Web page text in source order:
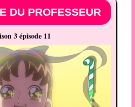
DU PROFESSEUR
3 épisode 11